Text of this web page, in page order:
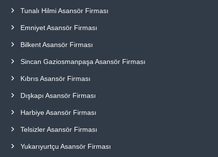
Tunalı Hilmi Asansör Firması
Emniyet Asansör Firması
Bilkent Asansör Firması
Sincan Gaziosmanpaşa Asansör Firması
Kıbrıs Asansör Firması
Dışkapı Asansör Firması
Harbiye Asansör Firması
Telsizler Asansör Firması
Yukarıyurtçu Asansör Firması